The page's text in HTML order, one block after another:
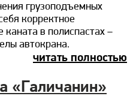
грузоподъемных
корректное
в полиспастах –
автокрана.
читать полностью
«Галичанин»